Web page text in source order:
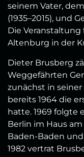
seinem Vater,
(1935–2015), und
Die
Altenburg in der
Dieter Brusberg
Weggefährten
zunächst in seiner
bereits 1964 die
hatte. 1969 folgte
Berlin im Haus
Baden-Baden
1982 vertrat